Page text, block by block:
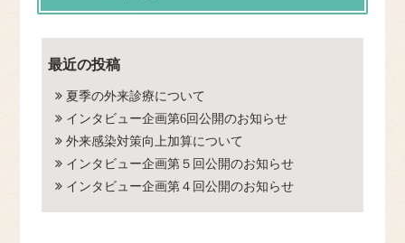
最近の投稿
夏季の外来診療について
インタビュー企画第6回公開のお知らせ
外来感染対策向上加算について
インタビュー企画第５回公開のお知らせ
インタビュー企画第４回公開のお知らせ